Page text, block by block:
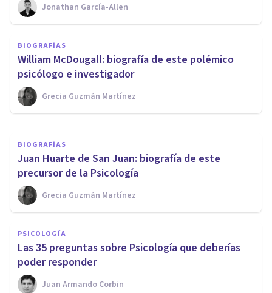
Jonathan García-Allen
BIOGRAFÍAS
William McDougall: biografía de este polémico
psicólogo e investigador
Grecia Guzmán Martínez
BIOGRAFÍAS
Hans Eysenck: biografía
resumida de este famoso
psicólogo
Grecia Guzmán Martínez
BIOGRAFÍAS
Juan Huarte de San Juan: biografía de este
precursor de la Psicología
Grecia Guzmán Martínez
PSICOLOGÍA
Las 35 preguntas sobre Psicología que deberías
poder responder
Juan Armando Corbin